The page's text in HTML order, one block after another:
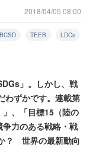
2018/04/05 08:00
TEEB LDCs
」。しかし、戦
わずかです。連載第
、「目標15（陸の
力のある戦略・戦
？ 世界の最新動向